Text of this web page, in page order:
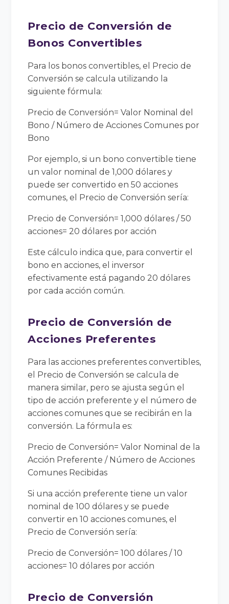
Precio de Conversión de
Bonos Convertibles
Para los bonos convertibles, el Precio de
Conversión se calcula utilizando la
siguiente fórmula:
Precio de Conversión= Valor Nominal del
Bono / Número de Acciones Comunes por
Bono
Por ejemplo, si un bono convertible tiene
un valor nominal de 1,000 dólares y
puede ser convertido en 50 acciones
comunes, el Precio de Conversión sería:
Precio de Conversión= 1,000 dólares / 50
acciones= 20 dólares por acción
Este cálculo indica que, para convertir el
bono en acciones, el inversor
efectivamente está pagando 20 dólares
por cada acción común.
Precio de Conversión de
Acciones Preferentes
Para las acciones preferentes convertibles,
el Precio de Conversión se calcula de
manera similar, pero se ajusta según el
tipo de acción preferente y el número de
acciones comunes que se recibirán en la
conversión. La fórmula es:
Precio de Conversión= Valor Nominal de la
Acción Preferente / Número de Acciones
Comunes Recibidas
Si una acción preferente tiene un valor
nominal de 100 dólares y se puede
convertir en 10 acciones comunes, el
Precio de Conversión sería:
Precio de Conversión= 100 dólares / 10
acciones= 10 dólares por acción
Precio de Conversión